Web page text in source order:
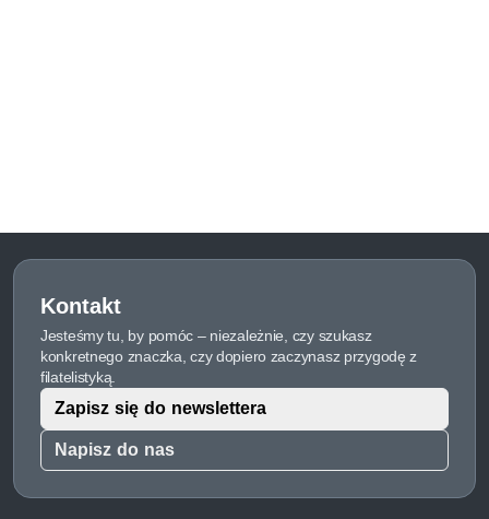
Kontakt
Jesteśmy tu, by pomóc – niezależnie, czy szukasz
konkretnego znaczka, czy dopiero zaczynasz przygodę z
filatelistyką.
Napisz do nas
Zapisz się do newslettera